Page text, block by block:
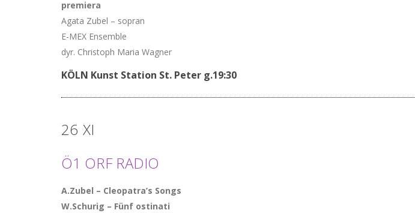
premiera
Agata Zubel – sopran
E-MEX Ensemble
dyr. Christoph Maria Wagner
KÖLN Kunst Station St. Peter g.19:30
26 XI
Ö1 ORF RADIO
A.Zubel – Cleopatra’s Songs
W.Schurig – Fünf ostinati